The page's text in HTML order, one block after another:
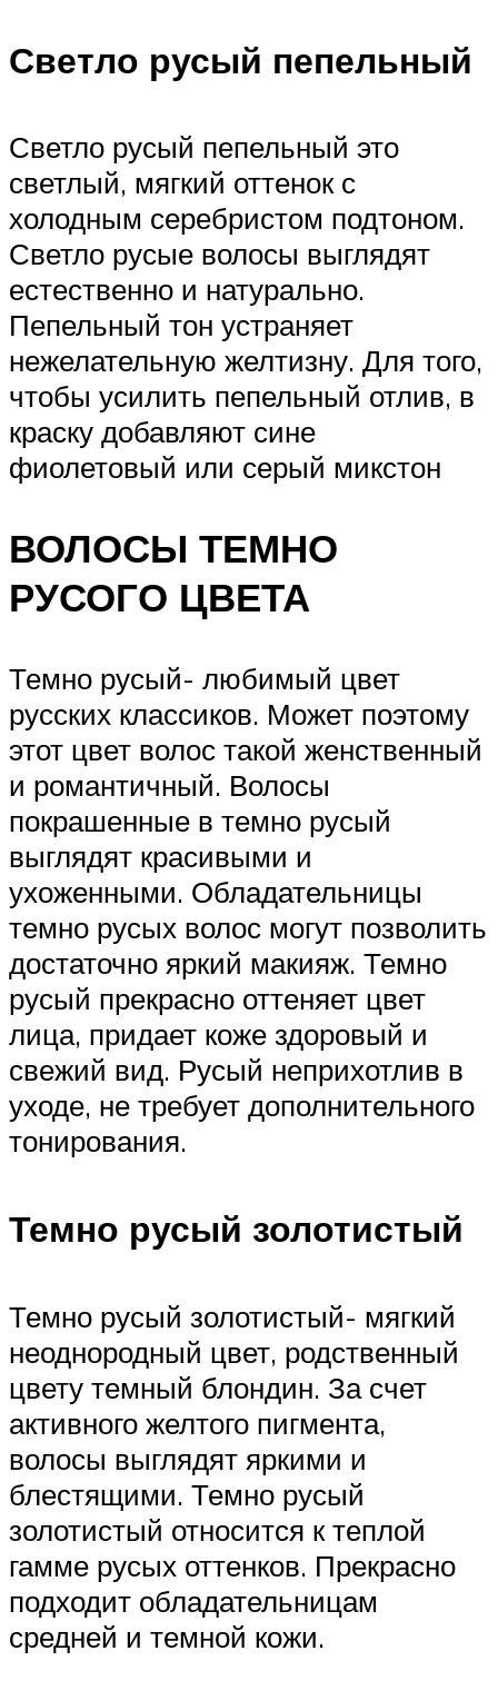
Светло русый пепельный
Светло русый пепельный это
светлый, мягкий оттенок с
холодным серебристом подтоном.
Светло русые волосы выглядят
естественно и натурально.
Пепельный тон устраняет
нежелательную желтизну. Для того,
чтобы усилить пепельный отлив, в
краску добавляют сине
фиолетовый или серый микстон
ВОЛОСЫ ТЕМНО
РУСОГО ЦВЕТА
Темно русый- любимый цвет
русских классиков. Может поэтому
этот цвет волос такой женственный
и романтичный. Волосы
покрашенные в темно русый
выглядят красивыми и
ухоженными. Обладательницы
темно русых волос могут позволить
достаточно яркий макияж. Темно
русый прекрасно оттеняет цвет
лица, придает коже здоровый и
свежий вид. Русый неприхотлив в
уходе, не требует дополнительного
тонирования.
Темно русый золотистый
Темно русый золотистый- мягкий
неоднородный цвет, родственный
цвету темный блондин. За счет
активного желтого пигмента,
волосы выглядят яркими и
блестящими. Темно русый
золотистый относится к теплой
гамме русых оттенков. Прекрасно
подходит обладательницам
средней и темной кожи.